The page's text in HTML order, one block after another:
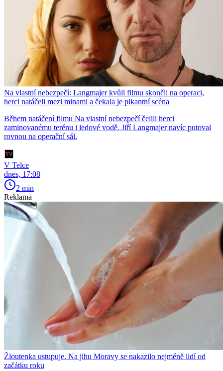
Na vlastní nebezpečí: Langmajer kvůli filmu skončil na operaci,
herci natáčeli mezi minami a čekala je pikantní scéna
Během natáčení filmu Na vlastní nebezpečí čelili herci
zaminovanému terénu i ledové vodě. Jiří Langmajer navíc putoval
rovnou na operační sál.
V Telce
dnes, 17:08
2 min
Reklama
Žloutenka ustupuje. Na jihu Moravy se nakazilo nejméně lidí od
začátku roku